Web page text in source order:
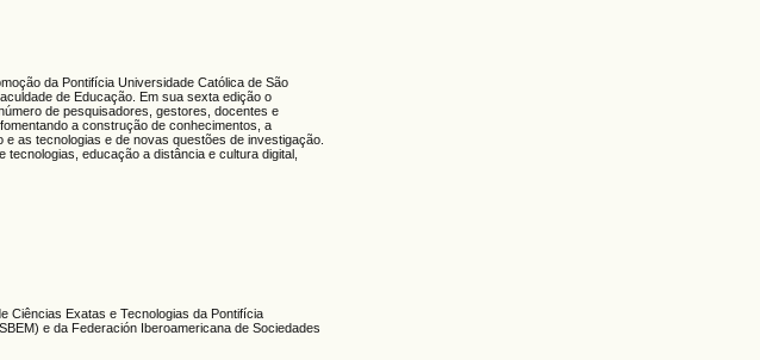
da Pontifícia Universidade Católica de São
de Educação. Em sua sexta edição o
de pesquisadores, gestores, docentes e
a construção de conhecimentos, a
as tecnologias e de novas questões de investigação.
educação a distância e cultura digital,
Ciências Exatas e Tecnologias da Pontifícia
e da Federación Iberoamericana de Sociedades